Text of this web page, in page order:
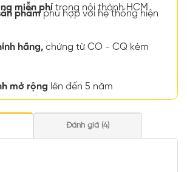
miễn phí trong nội thành HCM
phẩmphù hợp với hệ thống hiện
hãng, chứng từ CO - CQ kèm
mở rộng lên đến 5 năm
Đánh giá (4)